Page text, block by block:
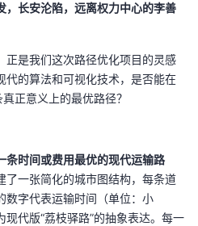
，长安沦陷，远离权力中心的李善
正是我们这次路径优化项目的灵感
代的算法和可视化技术，是否能在
正意义上的最优路径？
条时间或费用最优的现代运输路
了一张简化的城市图结构，每条道
数字代表运输时间（单位：小
代版“荔枝驿路”的抽象表达。每一